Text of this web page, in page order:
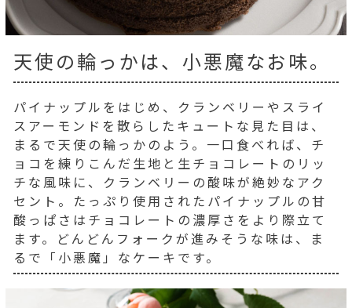
天使の輪っかは、小悪魔なお味。
パイナップルをはじめ、クランベリーやスライ
スアーモンドを散らしたキュートな見た目は、
まるで天使の輪っかのよう。一口食べれば、チ
ョコを練りこんだ生地と生チョコレートのリッ
チな風味に、クランベリーの酸味が絶妙なアク
セント。たっぷり使用されたパイナップルの甘
酸っぱさはチョコレートの濃厚さをより際立て
ます。どんどんフォークが進みそうな味は、ま
るで「小悪魔」なケーキです。